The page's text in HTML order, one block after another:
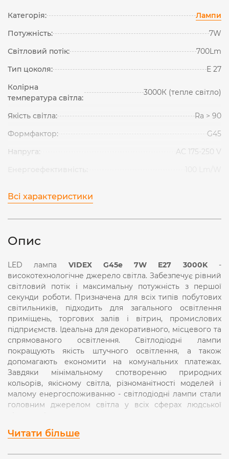
Категорія:
Лампи
Потужність:
7W
Світловий потік:
700Lm
Тип цоколя:
Е 27
Колірна
температура світла:
3000К (тепле світло)
Якість світла:
Ra > 90
Формфактор:
G45
Напруга:
AC 175-250 V
Всі характеристики
Опис
LED лампа VIDEX G45e 7W E27 3000K-
високотехнологічне джерело світла. Забезпечує рівний
світловий потік і максимальну потужність з першої
секунди роботи. Призначена для всіх типів побутових
світильників, підходить для загального освітлення
приміщень, торгових залів і вітрин, промислових
підприємств. Ідеальна для декоративного, місцевого та
спрямованого освітлення. Світлодіодні лампи
покращують якість штучного освітлення, а також
допомагають економити на комунальних платежах.
Завдяки мінімальному спотворенню природних
кольорів, якісному світла, різноманітності моделей і
малому енергоспоживанню - світлодіодні лампи стали
головним джерелом світла у всіх сферах людської
Особливості
- Захист від стрибків напруги в діапазоні
Читати більше